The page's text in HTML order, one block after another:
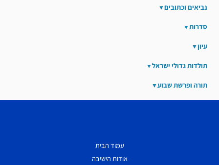
נביאים וכתובים
סדרות
עיון
תולדות גדולי ישראל
תורה ופרשת שבוע
עמוד הבית
אודות הישיבה